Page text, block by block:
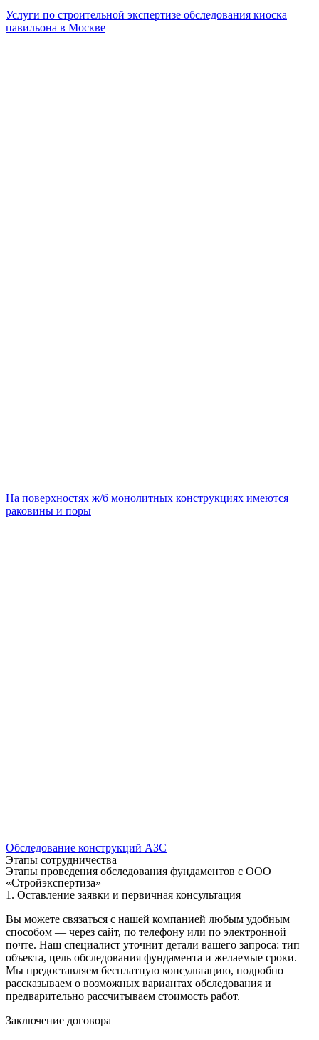
Услуги по строительной экспертизе обследования киоска
павильона в Москве
На поверхностях ж/б монолитных конструкциях имеются
раковины и поры
Обследование конструкций АЗС
Этапы сотрудничества
Этапы проведения обследования фундаментов с ООО
«Стройэкспертиза»
1. Оставление заявки и первичная консультация
Вы можете связаться с нашей компанией любым удобным
способом — через сайт, по телефону или по электронной
почте. Наш специалист уточнит детали вашего запроса: тип
объекта, цель обследования фундамента и желаемые сроки.
Мы предоставляем бесплатную консультацию, подробно
рассказываем о возможных вариантах обследования и
предварительно рассчитываем стоимость работ.
Заключение договора